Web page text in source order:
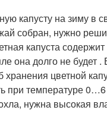
капусту на зиму в
собран, нужно
капуста
она долго не будет
хранения цветной
при температуре 0…6
нужна высокая